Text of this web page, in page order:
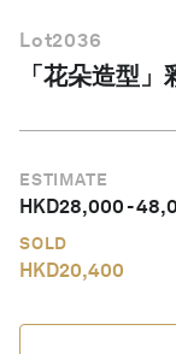
Lot2036
「花朵造型
ESTIMATE
HKD28,000-
SOLD
HKD20,400